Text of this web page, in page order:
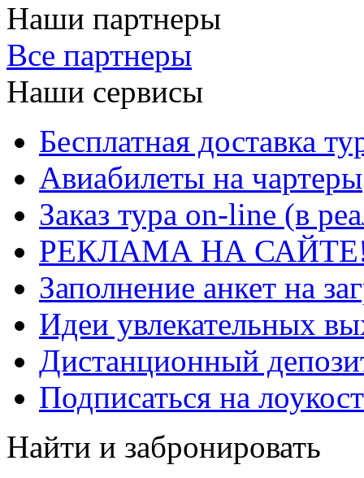
Наши партнеры
Все партнеры
Наши сервисы
Бесплатная доставка
Авиабилеты на чартеры
Заказ тура on-line (в
РЕКЛАМА НА
Заполнение анкет на
Идеи увлекательных
Дистанционный
Подписаться на
Найти и забронировать